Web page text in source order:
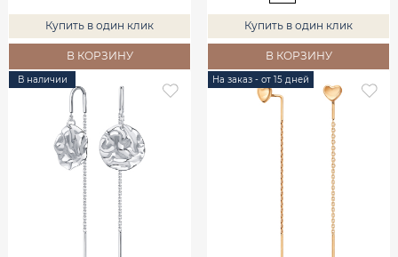
Купить в один клик
В КОРЗИНУ
Купить в один клик
В КОРЗИНУ
В наличии На заказ - от 15 дней